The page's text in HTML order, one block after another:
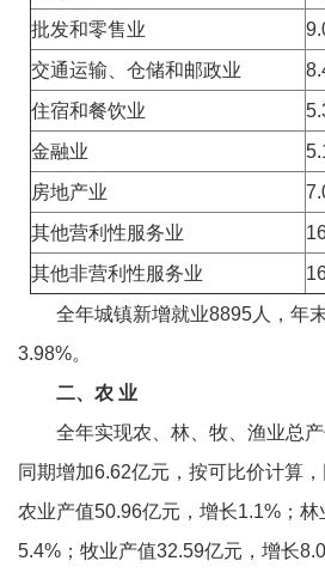
批发和零售业
交通运输、仓储和邮政业
住宿和餐饮业
金融业
房地产业
其他营利性服务业
其他非营利性服务业
全年城镇新增就业8895人，年
3.98%。
二、农 业
全年实现农、林、牧、渔业总
同期增加6.62亿元，按可比价计算
农业产值50.96亿元，增长1.1%；
5.4%；牧业产值32.59亿元，增长